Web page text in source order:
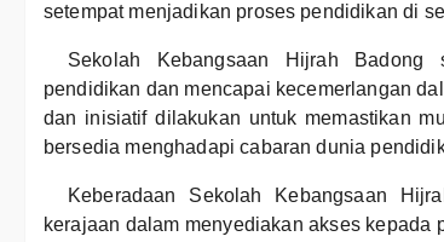
setempat menjadikan proses pendidikan di
Sekolah Kebangsaan Hijrah Badong
pendidikan dan mencapai kecemerlangan
dan inisiatif dilakukan untuk memastikan
bersedia menghadapi cabaran dunia
Keberadaan Sekolah Kebangsaan
kerajaan dalam menyediakan akses